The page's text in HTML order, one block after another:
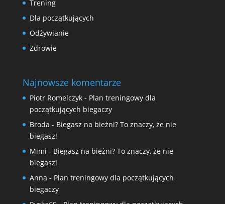
Trening
Dla początkujących
Odżywianie
Zdrowie
Najnowsze komentarze
Piotr Romelczyk- Plan treningowy dla
początkujących biegaczy
Broda - Biegasz na bieżni? To znaczy, że nie
biegasz!
Mimi - Biegasz na bieżni? To znaczy, że nie
biegasz!
Anna - Plan treningowy dla początkujących
biegaczy